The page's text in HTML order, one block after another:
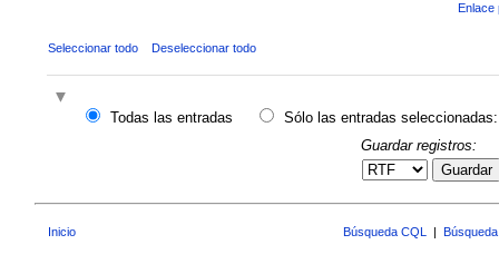
Enlace
Seleccionar todo Deseleccionar todo
Todas las entradas
Sólo las entradas seleccionadas:
Guardar registros:
Guardar
Inicio Búsqueda CQL